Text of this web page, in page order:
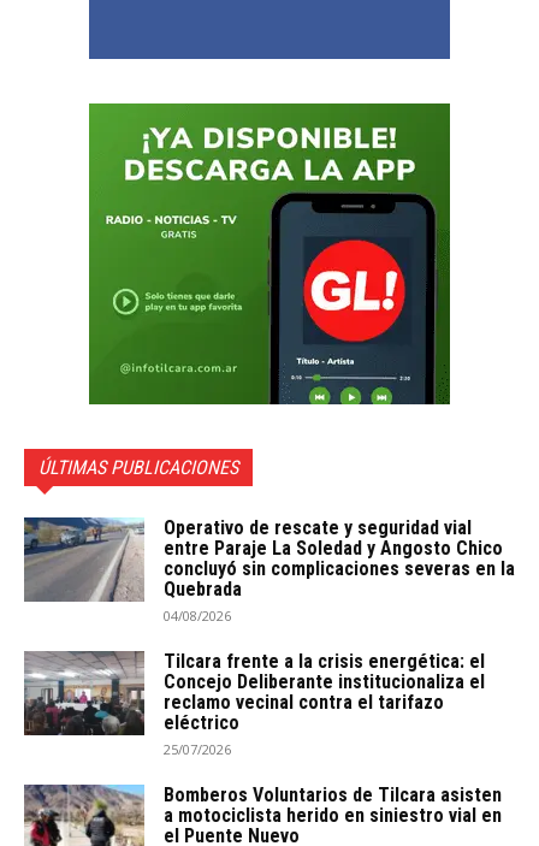
ÚLTIMAS PUBLICACIONES
Operativo de rescate y seguridad vial
entre Paraje La Soledad y Angosto Chico
concluyó sin complicaciones severas en la
Quebrada
04/08/2026
Tilcara frente a la crisis energética: el
Concejo Deliberante institucionaliza el
reclamo vecinal contra el tarifazo
eléctrico
25/07/2026
Bomberos Voluntarios de Tilcara asisten
a motociclista herido en siniestro vial en
el Puente Nuevo